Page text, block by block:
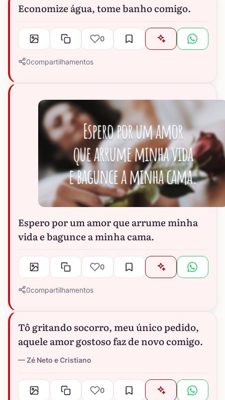
Economize água, tome banho comigo.
0
0compartilhamentos
Espero por um amor que arrume minha
vida e bagunce a minha cama.
0
0compartilhamentos
Tô gritando socorro, meu único pedido,
aquele amor gostoso faz de novo comigo.
Zé Neto e Cristiano
0